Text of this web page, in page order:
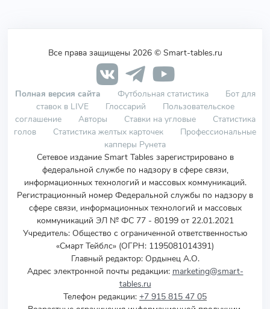
Все права защищены 2026 © Smart-tables.ru
Полная версия сайта Футбольная статистика
Бот для
ставок в LIVE
Глоссарий
Пользовательское
соглашение
Авторы Ставки на угловые
Статистика
голов
Статистика желтых карточек
Профессиональные
капперы Рунета
Сетевое издание Smart Tables зарегистрировано в
федеральной службе по надзору в сфере связи,
информационных технологий и массовых коммуникаций.
Регистрационный номер Федеральной службы по надзору в
сфере связи, информационных технологий и массовых
коммуникаций ЭЛ № ФС 77 - 80199 от 22.01.2021
Учредитель: Общество с ограниченной ответственностью
«Смарт Тейблс» (ОГРН: 1195081014391)
Главный редактор: Ордынец А.О.
Адрес электронной почты редакции: marketing@smart-
tables.ru
Телефон редакции: +7 915 815 47 05